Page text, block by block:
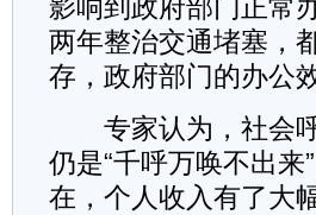
影响到政府部门正常
两年整治交通堵塞，
存，政府部门的办公
专家认为，社会呼
仍是“千呼万唤不出
在，个人收入有了大